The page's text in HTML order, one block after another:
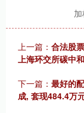
上一篇： 合法股
上海环交所碳中
下一篇： 最好的
成, 套现484.4万